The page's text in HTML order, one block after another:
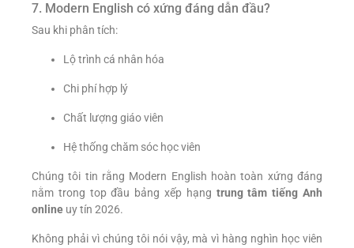
7. Modern English có xứng đáng dẫn đầu?
Sau khi phân tích:
Lộ trình cá nhân hóa
Chi phí hợp lý
Chất lượng giáo viên
Hệ thống chăm sóc học viên
Chúng tôi tin rằng Modern English hoàn toàn xứng đáng
nằm trong top đầu bảng xếp hạng trung tâm tiếng Anh
online uy tín 2026.
Không phải vì chúng tôi nói vậy, mà vì hàng nghìn học viên